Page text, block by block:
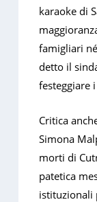
karaoke di
famigliari
detto il
festeggiare
Critica
Simona
morti di
patetica
istituzionali